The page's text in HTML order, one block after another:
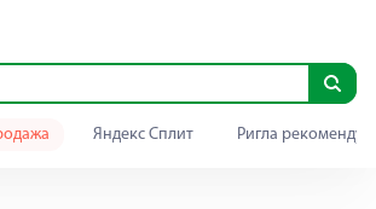
Яндекс Сплит Ригла